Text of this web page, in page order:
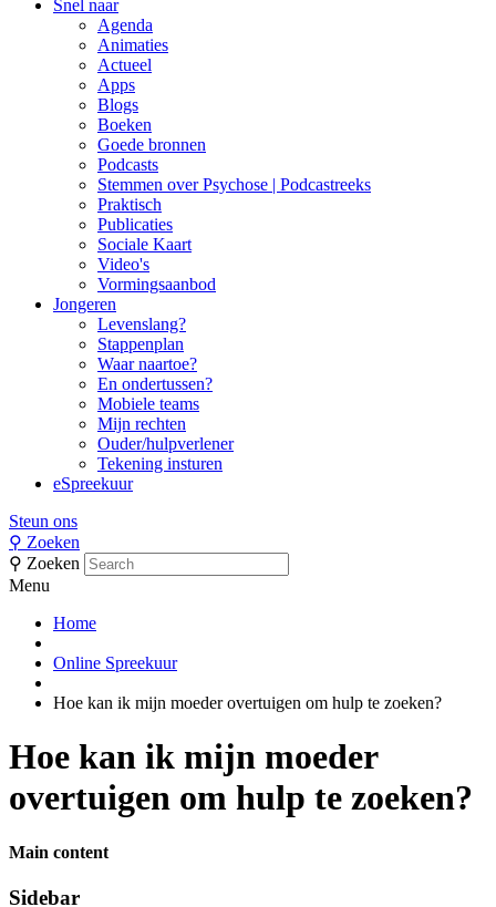
Snel naar
Agenda
Animaties
Actueel
Apps
Blogs
Boeken
Goede bronnen
Podcasts
Stemmen over Psychose | Podcastreeks
Praktisch
Publicaties
Sociale Kaart
Video's
Vormingsaanbod
Jongeren
Levenslang?
Stappenplan
Waar naartoe?
En ondertussen?
Mobiele teams
Mijn rechten
Ouder/hulpverlener
Tekening insturen
eSpreekuur
Steun ons
⚲ Zoeken
⚲ Zoeken
Menu
Home
Online Spreekuur
Hoe kan ik mijn moeder overtuigen om hulp te zoeken?
Hoe kan ik mijn moeder
overtuigen om hulp te zoeken?
Main content
Sidebar